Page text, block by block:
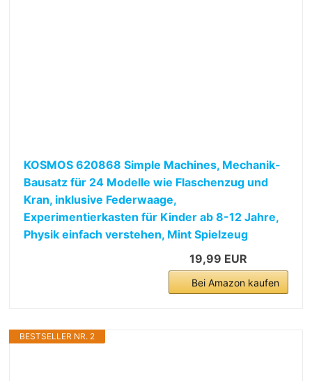
KOSMOS 620868 Simple Machines, Mechanik-
Bausatz für 24 Modelle wie Flaschenzug und
Kran, inklusive Federwaage,
Experimentierkasten für Kinder ab 8-12 Jahre,
Physik einfach verstehen, Mint Spielzeug
19,99 EUR
Bei Amazon kaufen
BESTSELLER NR. 2